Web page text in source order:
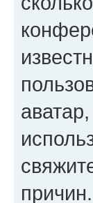
причин.